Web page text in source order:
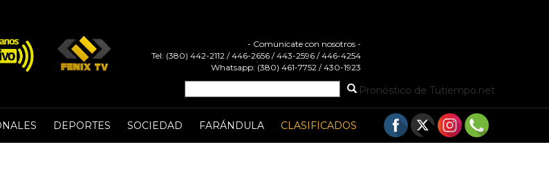
- Comunicate con nosotros -
Tel: (380) 442-2112 / 446-2656 / 443-2596 / 446-4254
Whatsapp: (380) 461-7752 / 430-1923
Pronóstico de Tutiempo.net
DEPORTES SOCIEDAD FARÁNDULA CLASIFICADOS